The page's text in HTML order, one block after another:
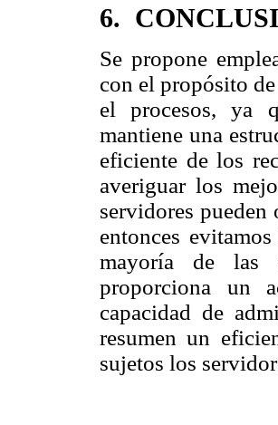
6.
Se propone
con el propósito
el procesos, ya
mantiene una
eficiente de los
averiguar los
servidores
entonces
mayoría de las
proporciona un
capacidad de
resumen un
sujetos los